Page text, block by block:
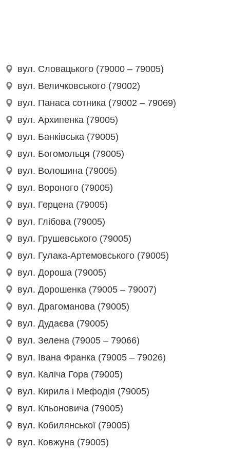
вул. Словацького (79000 – 79005)
вул. Величковського (79002)
вул. Панаса сотника (79002 – 79069)
вул. Архипенка (79005)
вул. Банківська (79005)
вул. Богомольця (79005)
вул. Волошина (79005)
вул. Вороного (79005)
вул. Герцена (79005)
вул. Глібова (79005)
вул. Грушевського (79005)
вул. Гулака-Артемовського (79005)
вул. Дороша (79005)
вул. Дорошенка (79005 – 79007)
вул. Драгоманова (79005)
вул. Дудаєва (79005)
вул. Зелена (79005 – 79066)
вул. Івана Франка (79005 – 79026)
вул. Каліча Гора (79005)
вул. Кирила і Мефодія (79005)
вул. Кльоновича (79005)
вул. Кобилянської (79005)
вул. Ковжуна (79005)